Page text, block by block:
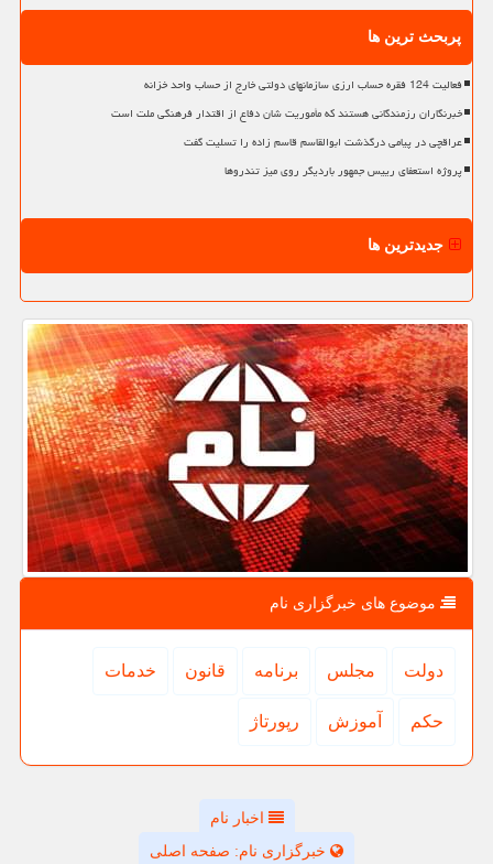
پربحث ترین ها
فعالیت 124 فقره حساب ارزی سازمانهای دولتی خارج از حساب واحد خزانه
خبرنگاران رزمندگانی هستند که مأموریت شان دفاع از اقتدار فرهنگی ملت است
عراقچی در پیامی درگذشت ابوالقاسم قاسم زاده را تسلیت گفت
پروژه استعفای رییس جمهور باردیگر روی میز تندروها
جدیدترین ها
موضوع های خبرگزاری نام
دولت مجلس برنامه قانون خدمات
حكم آموزش رپورتاژ
اخبار نام
خبرگزاری نام: صفحه اصلی